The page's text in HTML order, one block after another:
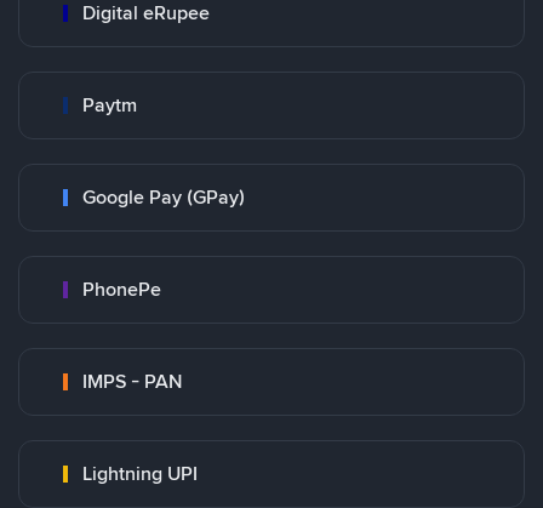
Digital eRupee
Paytm
Google Pay (GPay)
PhonePe
IMPS - PAN
Lightning UPI